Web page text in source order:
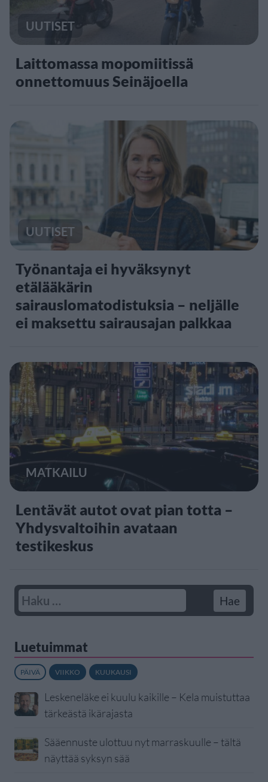
UUTISET
Laittomassa mopomiitissä
onnettomuus Seinäjoella
UUTISET
Työnantaja ei hyväksynyt
etälääkärin
sairauslomatodistuksia – neljälle
ei maksettu sairausajan palkkaa
MATKAILU
Lentävät autot ovat pian totta –
Yhdysvaltoihin avataan
testikeskus
Luetuimmat
PÄIVÄ VIIKKO KUUKAUSI
Leskeneläke ei kuulu kaikille – Kela muistuttaa
tärkeästä ikärajasta
Sääennuste ulottuu nyt marraskuulle – tältä
näyttää syksyn sää